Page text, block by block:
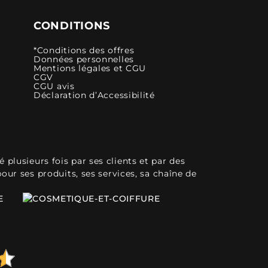
CONDITIONS
*Conditions des offres
Données personnelles
Mentions légales et CGU
CGV
CGU avis
Déclaration d’Accessibilité
plusieurs fois par ses clients et par des
ses produits, ses services, sa chaîne de